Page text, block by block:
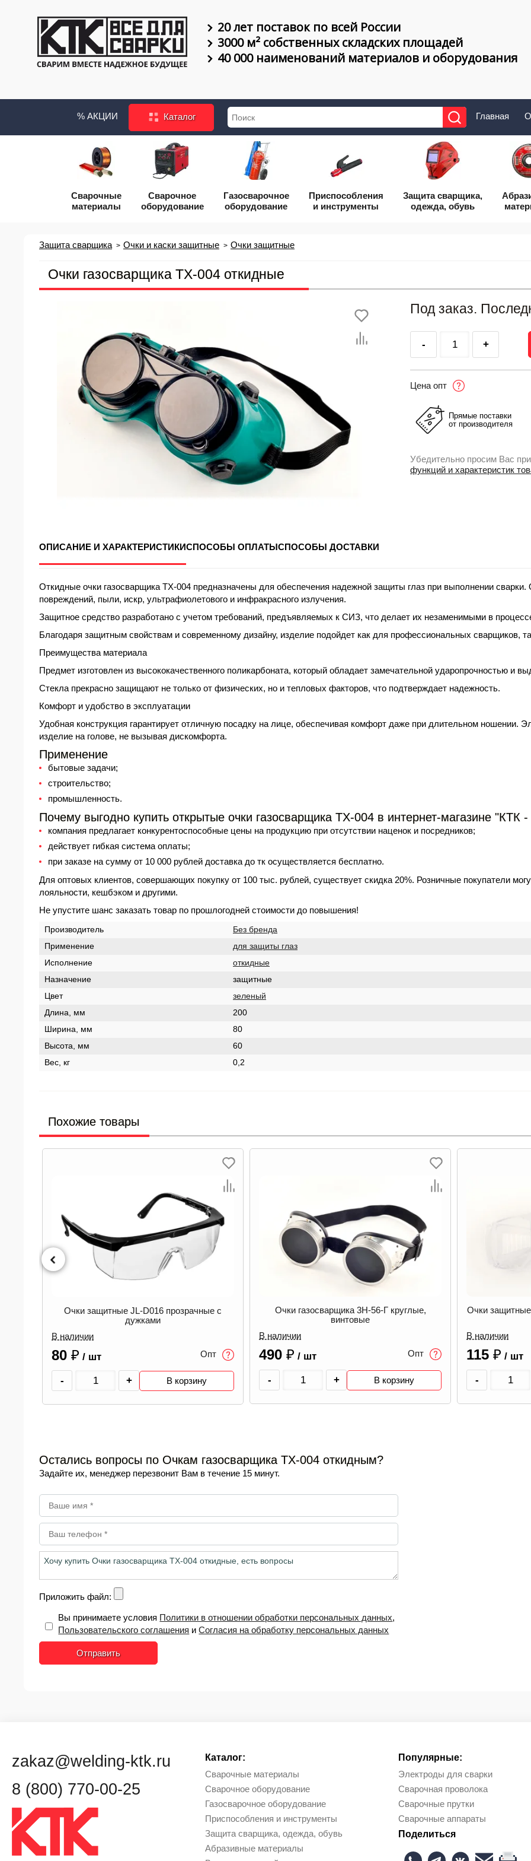
20 лет поставок по всей России
3000 м² собственных складских площадей
40 000 наименований материалов и оборудования
% АКЦИИ Каталог Главная
Сварочные
материалы
Сварочное
оборудование
Газосварочное
оборудование
Приcпособления
и инструменты
Защита сварщика,
одежда, обувь
Защита сварщика Очки и каски защитные Очки защитные
Очки газосварщика TX-004 откидные
Под заказ.
- +
Цена опт
Прямые поставки
от производителя
Убедительно просим Вас
функций и характеристик
ОПИСАНИЕ И ХАРАКТЕРИСТИКИСПОСОБЫ ОПЛАТЫСПОСОБЫ ДОСТАВКИ
Откидные очки газосварщика TX-004 предназначены для обеспечения надежной защиты глаз при выполнении
повреждений, пыли, искр, ультрафиолетового и инфракрасного излучения.
Защитное средство разработано с учетом требований, предъявляемых к СИЗ, что делает их незаменимыми в
Благодаря защитным свойствам и современному дизайну, изделие подойдет как для профессиональных сварщиков,
Преимущества материала
Предмет изготовлен из высококачественного поликарбоната, который обладает замечательной ударопрочностью и
Стекла прекрасно защищают не только от физических, но и тепловых факторов, что подтверждает надежность.
Комфорт и удобство в эксплуатации
Удобная конструкция гарантирует отличную посадку на лице, обеспечивая комфорт даже при длительном ношении.
изделие на голове, не вызывая дискомфорта.
Применение
бытовые задачи;
строительство;
промышленность.
Почему выгодно купить открытые очки газосварщика TX-004 в интернет-магазине "КТК
компания предлагает конкурентоспособные цены на продукцию при отсутствии наценок и посредников;
действует гибкая система оплаты;
при заказе на сумму от 10 000 рублей доставка до тк осуществляется бесплатно.
Для оптовых клиентов, совершающих покупку от 100 тыс. рублей, существует скидка 20%. Розничные покупатели
лояльности, кешбэком и другими.
Не упустите шанс заказать товар по прошлогодней стоимости до повышения!
Производитель
Без бренда
Применение
для защиты глаз
Исполнение
откидные
Назначение
защитные
Цвет
зеленый
Длина, мм
200
Ширина, мм
80
Высота, мм
60
Вес, кг
0,2
Похожие товары
Очки газосварщика 3Н-56-Г круглые,
винтовые
В наличии
490 ₽ / шт Опт
- + В корзину
Очки защитные ТРУД бесцветные / JL-D015
В наличии
115 ₽ / шт Опт
- + В корзину
Очки
В наличии
675₽ / шт
-
Остались вопросы по Очкам газосварщика TX-004 откидным?
Задайте их, менеджер перезвонит Вам в течение 15 минут.
Приложить файл:
Вы принимаете условия Политики в отношении обработки персональных данных,
Пользовательского соглашения иСогласия на обработку персональных данных
Отправить
zakaz@welding-ktk.ru
8 (800) 770-00-25
Каталог:
Сварочные материалы
Сварочное оборудование
Газосварочное оборудование
Приcпособления и инструменты
Защита сварщика, одежда, обувь
Абразивные материалы
Популярные:
Электроды для сварки
Сварочная проволока
Сварочные прутки
Сварочные аппараты
Поделиться